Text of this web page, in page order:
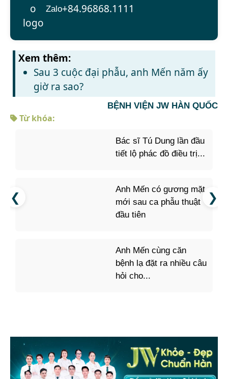
Zalo+84.96868.1111
Xem thêm:
Sau 3 cuộc đại phẫu, anh Mến năm ấy
giờ ra sao?
BỆNH VIỆN JW HÀN QUỐC
Từ khóa:
Bác sĩ Tú Dung lần đầu
tiết lộ phác đồ điều trị...
Anh Mến có gương mặt
mới sau ca phẫu thuật
đầu tiên
Anh Mến cùng căn
bệnh lạ đặt ra nhiều câu
hỏi cho...